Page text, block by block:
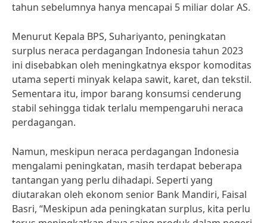
tahun sebelumnya hanya mencapai 5 miliar dolar AS.
Menurut Kepala BPS, Suhariyanto, peningkatan
surplus neraca perdagangan Indonesia tahun 2023
ini disebabkan oleh meningkatnya ekspor komoditas
utama seperti minyak kelapa sawit, karet, dan tekstil.
Sementara itu, impor barang konsumsi cenderung
stabil sehingga tidak terlalu mempengaruhi neraca
perdagangan.
Namun, meskipun neraca perdagangan Indonesia
mengalami peningkatan, masih terdapat beberapa
tantangan yang perlu dihadapi. Seperti yang
diutarakan oleh ekonom senior Bank Mandiri, Faisal
Basri, “Meskipun ada peningkatan surplus, kita perlu